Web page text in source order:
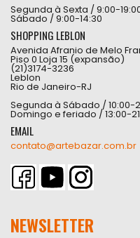
Segunda à Sexta / 9:00-
Sábado / 9:00-14:30
SHOPPING LEBLON
Avenida Afranio de Melo
Piso 0 Loja 15 (expansão)
(21)3174-3236
Leblon
Rio de Janeiro-RJ
Segunda à Sábado / 10:00-
Domingo e feriado / 13:00-
EMAIL
contato@artebazar.com.br
NEWSLETTER